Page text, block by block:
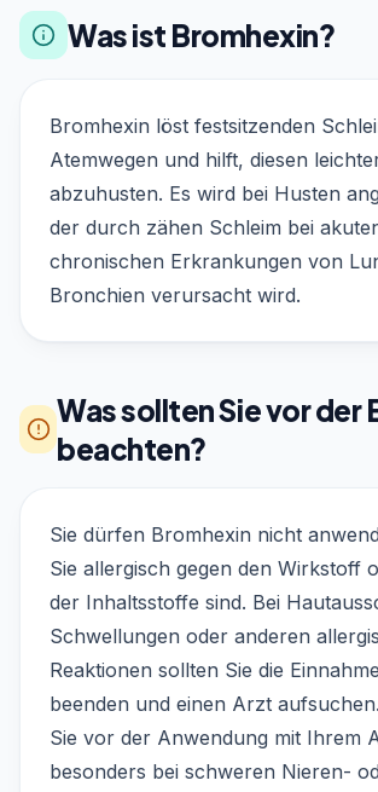
Was ist Bromhexin?
Bromhexin löst festsitzenden
Atemwegen und hilft, diesen
abzuhusten. Es wird bei Husten
der durch zähen Schleim bei
chronischen Erkrankungen von
Bronchien verursacht wird.
Was sollten Sie vor der
beachten?
Sie dürfen Bromhexin nicht
Sie allergisch gegen den Wirkstoff
der Inhaltsstoffe sind. Bei
Schwellungen oder anderen
Reaktionen sollten Sie die
beenden und einen Arzt
Sie vor der Anwendung mit Ihrem
besonders bei schweren Nieren-